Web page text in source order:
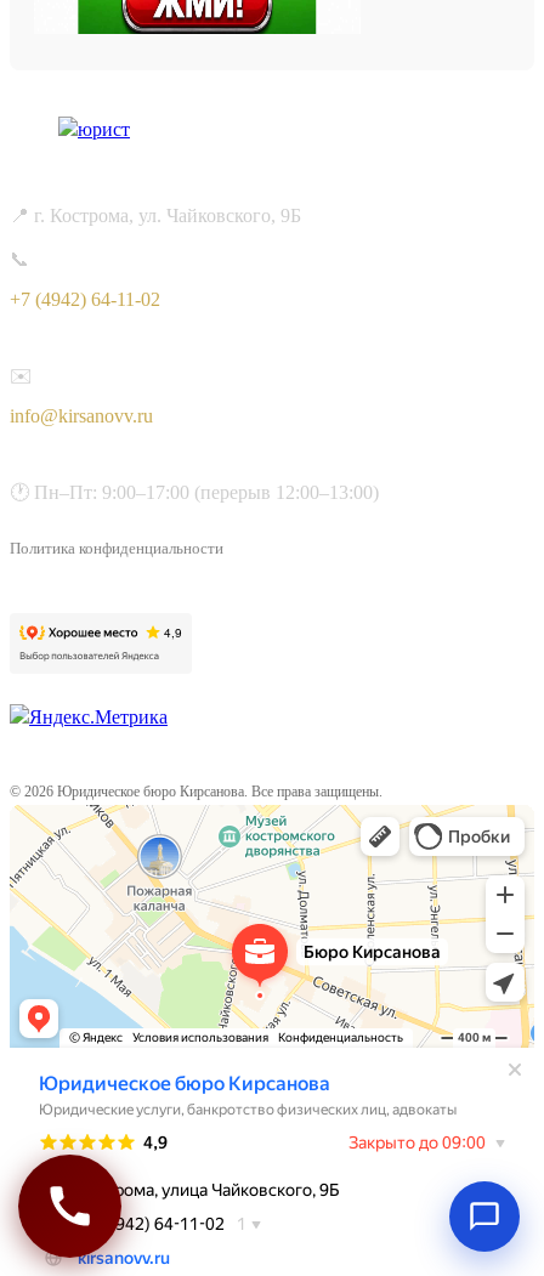
📍 г. Кострома, ул. Чайковского, 9Б
📞
+7 (4942) 64-11-02
✉️
info@kirsanovv.ru
🕐 Пн–Пт: 9:00–17:00 (перерыв 12:00–13:00)
Политика конфиденциальности
© 2026 Юридическое бюро Кирсанова. Все права защищены.
Юридическое бюро Кирсанова
Юридические услуги в Костроме